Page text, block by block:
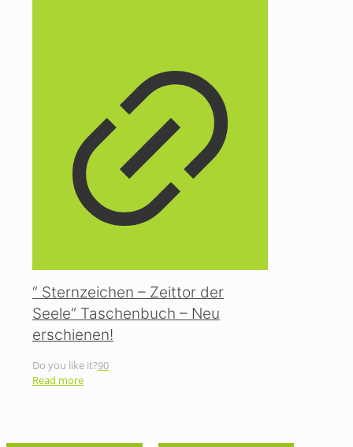
“ Sternzeichen – Zeittor der
Seele“ Taschenbuch – Neu
erschienen!
Do you like it?90
Read more